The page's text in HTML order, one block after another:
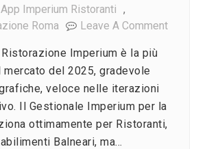
App Imperium Ristoranti ,
Roma
Leave A CommentOn
Imperium è la più
del 2025, gradevole
veloce nelle iterazioni
Il Gestionale Imperium per la
ottimamente per Ristoranti,
Balneari, ma…